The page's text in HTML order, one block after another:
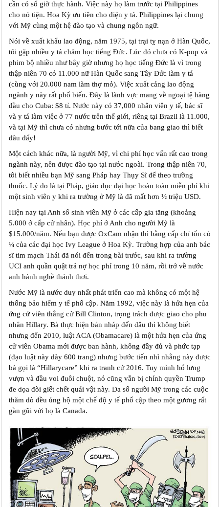
cần có số giờ thực hành. Việc này họ làm trước tại Philippines
cho nó tiện. Hoa Kỳ ưu tiên cho diện y tá. Philippines lại chung
với Mỹ cùng một hệ đào tạo và chung ngôn ngữ.
Nói về xuất khẩu lao động, năm 1975, tại trại tỵ nạn ở Hàn Quốc,
tôi gặp nhiều y tá chăm học tiếng Đức. Lúc đó chưa có K-pop và
phim bộ nhiều như bây giờ nhưng họ học tiếng Đức là vì trong
thập niên 70 có 11.000 nữ Hàn Quốc sang Tây Đức làm y tá
(cùng với 20.000 nam làm thợ mỏ). Việc xuất cảng lao động
ngành y này rất phổ biến. Đây là lãnh vực mang về ngoại tệ hàng
đầu cho Cuba: $8 tỉ. Nước này có 37,000 nhân viên y tế, bác sĩ
và y tá làm việc ở 77 nước trên thế giới, riêng tại Brazil là 11.000,
và tại Mỹ thì chưa có nhưng bước tới nữa của bang giao thì biết
đâu đấy!
Một cách khác nữa, là người Mỹ, vì chi phí học vấn rất cao trong
ngành này, nên được đào tạo tại nước ngoài. Trong thập niên 70,
tôi biết nhiều bạn Mỹ sang Pháp hay Thụy Sĩ để theo trường
thuốc. Lý do là tại Pháp, giáo dục đại học hoàn toàn miễn phí khi
một sinh viên y khi ra trường ở Mỹ là đã mất hơn ½ triệu USD.
Hiện nay tại Anh số sinh viên Mỹ ở các cấp gia tăng (khoảng
5.000 ở cấp cử nhân). Học phí ở Anh cho người Mỹ là
$15.000/năm. Nếu bạn được OxCam nhận thì bằng cấp chỉ tốn có
¼ của các đại học Ivy League ở Hoa Kỳ. Trường hợp của anh bác
sĩ tim mạch Thái đã nói đến trong bài trước, sau khi ra trường
UCI anh quần quật trả nợ học phí trong 10 năm, rồi trở về nước
anh hành nghề thảnh thơi.
Nước Mỹ là nước duy nhất phát triển cao mà không có một hệ
thống bảo hiểm y tế phổ cập. Năm 1992, việc này là hứa hẹn của
ứng cử viên thắng cử Bill Clinton, trọng trách được giao cho phu
nhân Hillary. Bà thực hiện bản nháp đến đâu thì không biết
nhưng đến 2010, luật ACA (Obamacare) là một hứa hẹn của ứng
cử viên Obama mới được ban hành, không đầy đủ và phức tạp
(đạo luật này dày 600 trang) nhưng bước tiến nhì nhằng này được
bà gọi là “Hillarycare” khi ra tranh cử 2016. Tuy mình hổ lưng
vượn và đầu voi đuôi chuột, nó cũng vẫn bị chính quyền Trump
đe dọa đòi giết chết quái vật này. Đa số người Mỹ trong các cuộc
thăm dò đều ủng hộ một chế độ y tế phổ cập theo một gương rất
gần gũi với họ là Canada.